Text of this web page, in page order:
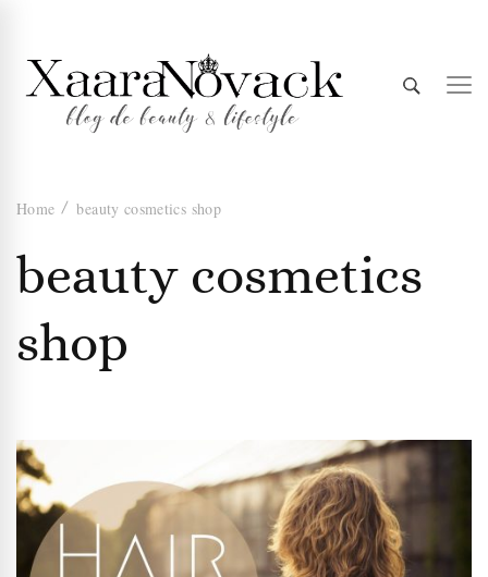
Xaara
Novack
Home beauty cosmetics shop
beauty cosmetics
shop